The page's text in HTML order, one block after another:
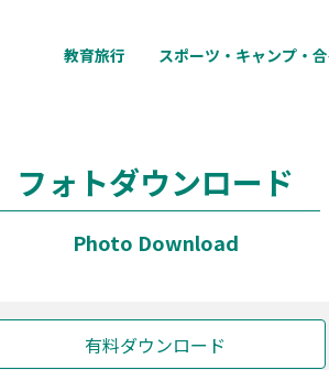
教育旅行
スポーツ・キャンプ・
フォトダウンロード
Photo Download
有料ダウンロード